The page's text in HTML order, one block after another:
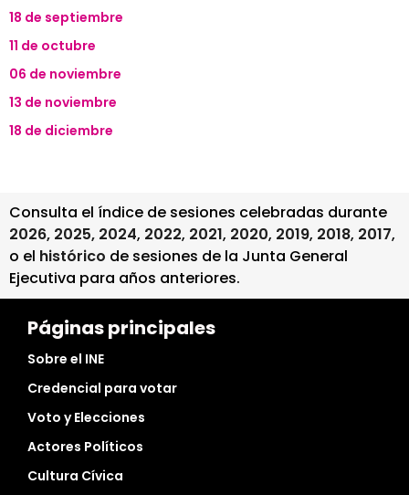
18 de septiembre
11 de octubre
06 de noviembre
13 de noviembre
18 de diciembre
Consulta el índice de sesiones celebradas durante
2026, 2025, 2024, 2022, 2021, 2020, 2019, 2018, 2017,
o el histórico de sesiones de la Junta General
Ejecutiva para años anteriores.
Páginas principales
Sobre el INE
Credencial para votar
Voto y Elecciones
Actores Políticos
Cultura Cívica